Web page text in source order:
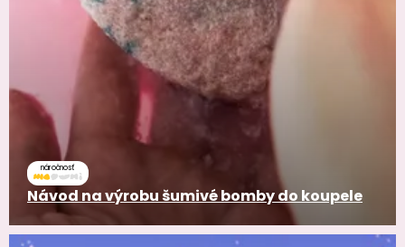
náročnosť
Návod na výrobu šumivé bomby do koupele